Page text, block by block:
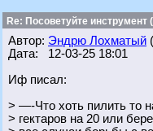
Re: Посоветуйте
Автор: Эндрю Лохматый
Дата: 12-03-25 18:01
Иф писал:
> —-Что хоть пилить то
> гектаров на 20 или